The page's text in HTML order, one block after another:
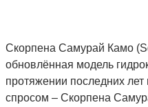
Скорпена Самурай Камо
обновлённая модель
протяжении последних
спросом – Скорпена